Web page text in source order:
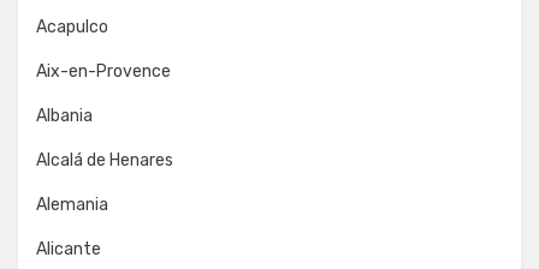
Acapulco
Aix-en-Provence
Albania
Alcalá de Henares
Alemania
Alicante